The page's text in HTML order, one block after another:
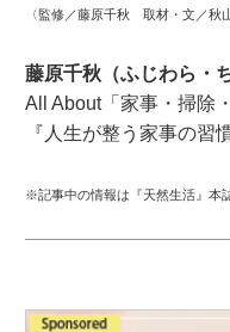
〈監修／藤原千秋 取材・文／秋
藤原千秋（ふじわら・
All About「家事・掃除
『人生が整う家事の習
※記事中の情報は『天然生活』本